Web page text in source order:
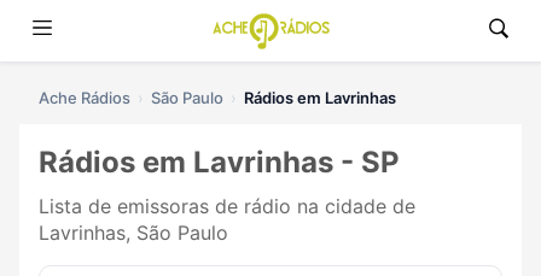
Ache Rádios São Paulo Rádios em Lavrinhas
Rádios em Lavrinhas - SP
Lista de emissoras de rádio na cidade de
Lavrinhas, São Paulo